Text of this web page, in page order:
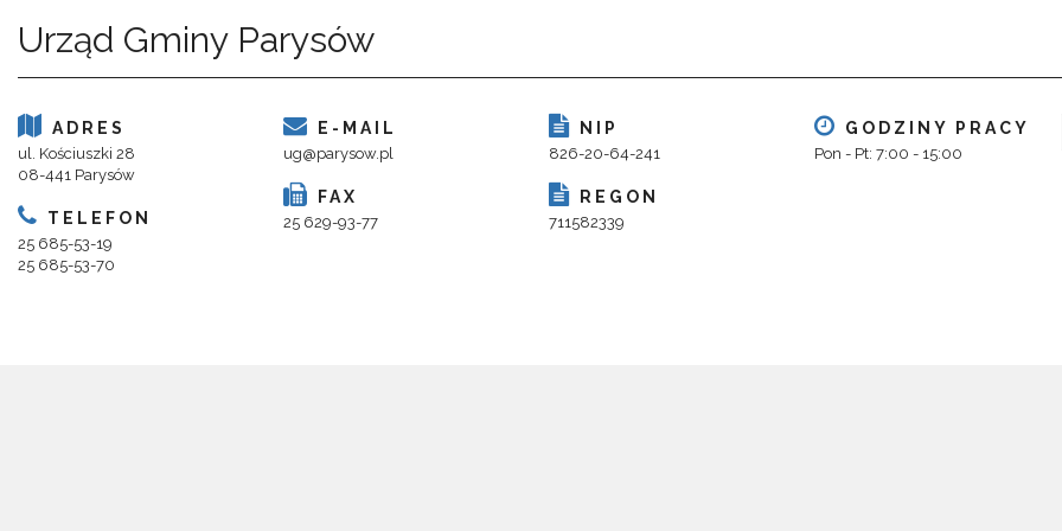
Urząd Gminy Parysów
ADRES
ul. Kościuszki 28
08-441 Parysów
TELEFON
25 685-53-19
25 685-53-70
E-MAIL
ug@parysow.pl
FAX
25 629-93-77
NIP
826-20-64-241
REGON
711582339
GODZINY PRACY
Pon - Pt: 7:00 - 15:00